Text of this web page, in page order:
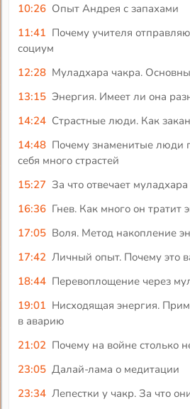
10:26 Опыт Андрея с запахами
11:41 Почему учителя
социум
12:28 Муладхара чакра.
13:15 Энергия. Имеет ли она
14:24 Страстные люди. Как
14:48 Почему знаменитые люди
себя много страстей
15:27 За что отвечает
16:36 Гнев. Как много он тратит
17:05 Воля. Метод накопление
17:42 Личный опыт. Почему это
18:44 Перевоплощение через
19:01 Нисходящая энергия.
в аварию
21:02 Почему на войне столько
23:05 Далай-лама о медитации
23:34 Лепестки у чакр. За что